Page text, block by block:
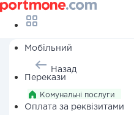
Мобільний
Перекази
Оплата за реквізитами
Назад
Комунальні послуги